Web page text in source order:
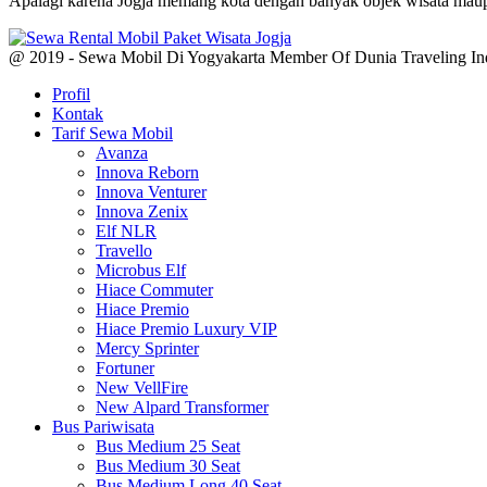
@ 2019 - Sewa Mobil Di Yogyakarta Member Of Dunia Traveling
Profil
Kontak
Tarif Sewa Mobil
Avanza
Innova Reborn
Innova Venturer
Innova Zenix
Elf NLR
Travello
Microbus Elf
Hiace Commuter
Hiace Premio
Hiace Premio Luxury VIP
Mercy Sprinter
Fortuner
New VellFire
New Alpard Transformer
Bus Pariwisata
Bus Medium 25 Seat
Bus Medium 30 Seat